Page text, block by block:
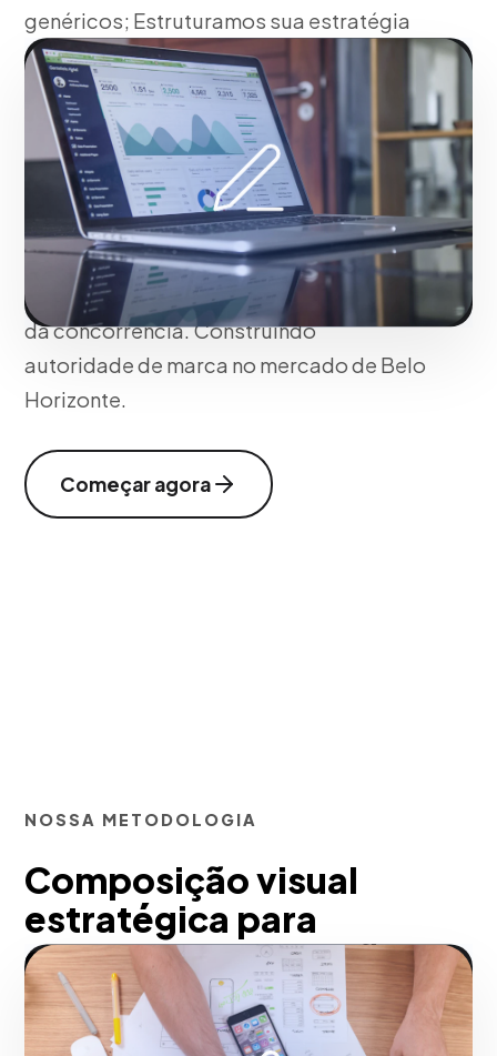
genéricos; Estruturamos sua estratégia
de design gráfico publicitário e peças
gráficas com base na identidade única de
sua marca em Belo Horizonte e no
comportamento de seus clientes ideais.
Nossa abordagem garante resultados
mensuráveis, perfeita adaptação às
novas tecnologias e táticas otimizadas
para dominar seu mercado e se destacar
da concorrência. Construindo
autoridade de marca no mercado de Belo
Horizonte.
Começar agora
NOSSA METODOLOGIA
Composição visual
estratégica para
comunicar promoções
eficazes: A vantagem
competitiva em Belo